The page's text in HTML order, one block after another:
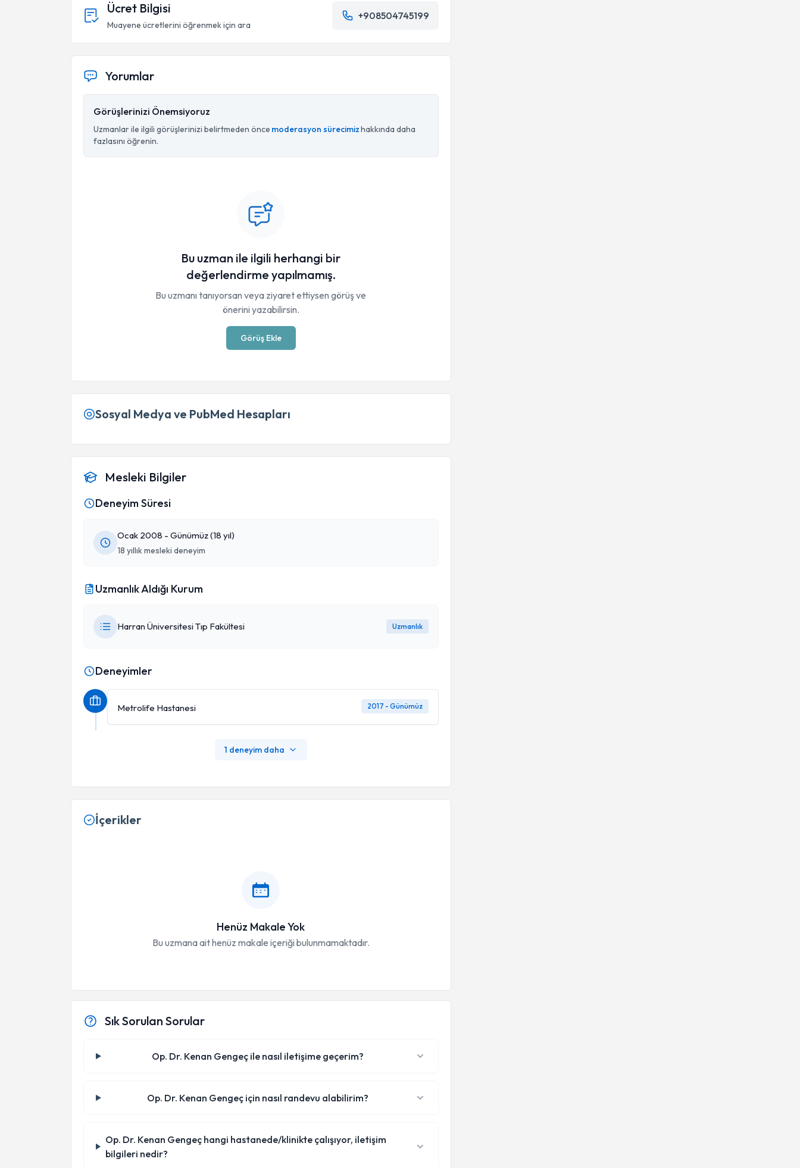
Ücret Bilgisi
Muayene ücretlerini öğrenmek için ara
+908504745199
Yorumlar
Görüşlerinizi Önemsiyoruz
Uzmanlar ile ilgili görüşlerinizi belirtmeden önce moderasyon sürecimizhakkında daha
fazlasını öğrenin.
Bu uzman ile ilgili herhangi bir
değerlendirme yapılmamış.
Bu uzmanı tanıyorsan veya ziyaret ettiysen görüş ve
önerini yazabilirsin.
Görüş Ekle
Sosyal Medya ve PubMed Hesapları
Mesleki Bilgiler
Deneyim Süresi
Ocak 2008 - Günümüz (18 yıl)
18 yıllık mesleki deneyim
Uzmanlık Aldığı Kurum
Harran Üniversitesi Tıp Fakültesi Uzmanlık
Deneyimler
Metrolife Hastanesi 2017 - Günümüz
1 deneyim daha
İçerikler
Henüz Makale Yok
Bu uzmana ait henüz makale içeriği bulunmamaktadır.
Sık Sorulan Sorular
Op. Dr. Kenan Gengeç ile nasıl iletişime geçerim?
Op. Dr. Kenan Gengeç için nasıl randevu alabilirim?
Op. Dr. Kenan Gengeç hangi hastanede/klinikte çalışıyor, iletişim
bilgileri nedir?